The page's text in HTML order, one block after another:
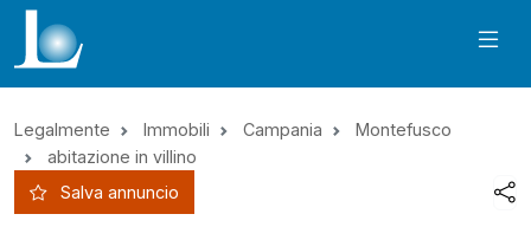
Legalmente Immobili Campania
Montefusco
abitazione in villino
Salva annuncio